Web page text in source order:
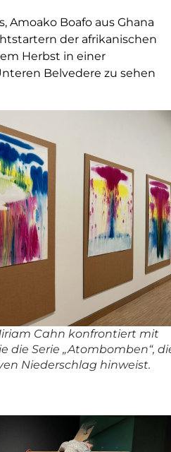
Amoako Boafo aus Ghana
der afrikanischen
Herbst in einer
Belvedere zu sehen
Cahn konfrontiert mit
die Serie „Atombomben“,
Niederschlag hinweist.